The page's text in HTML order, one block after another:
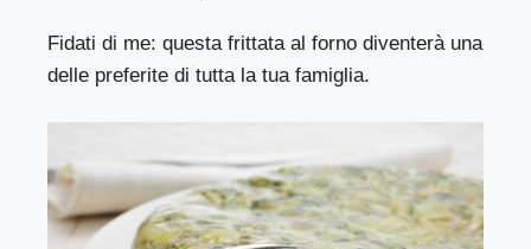
Fidati di me: questa frittata al forno diventerà una
delle preferite di tutta la tua famiglia.